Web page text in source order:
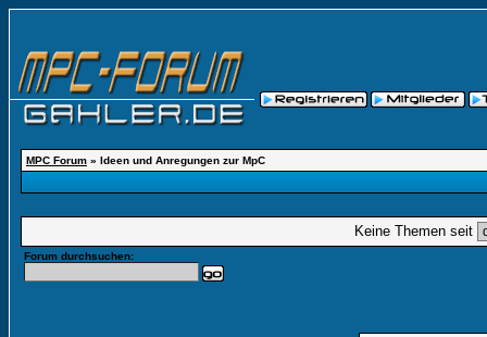
MPC Forum » Ideen und Anregungen zur MpC
Keine Themen seit
Forum durchsuchen: